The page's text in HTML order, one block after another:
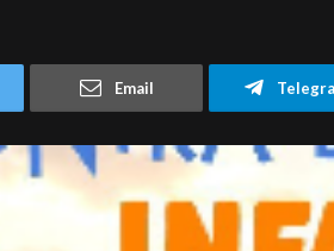
Email